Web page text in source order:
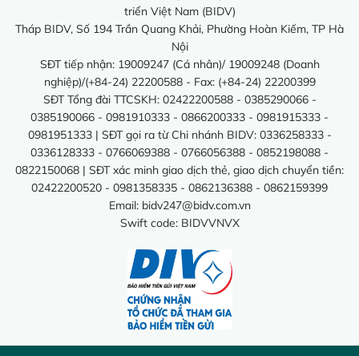
triển Việt Nam (BIDV)
Tháp BIDV, Số 194 Trần Quang Khải, Phường Hoàn Kiếm, TP Hà
Nội
SĐT tiếp nhận: 19009247 (Cá nhân)/ 19009248 (Doanh
nghiệp)/(+84-24) 22200588 - Fax: (+84-24) 22200399
SĐT Tổng đài TTCSKH: 02422200588 - 0385290066 -
0385190066 - 0981910333 - 0866200333 - 0981915333 -
0981951333 | SĐT gọi ra từ Chi nhánh BIDV: 0336258333 -
0336128333 - 0766069388 - 0766056388 - 0852198088 -
0822150068 | SĐT xác minh giao dịch thẻ, giao dịch chuyển tiền:
02422200520 - 0981358335 - 0862136388 - 0862159399
Email: bidv247@bidv.com.vn
Swift code: BIDVVNVX